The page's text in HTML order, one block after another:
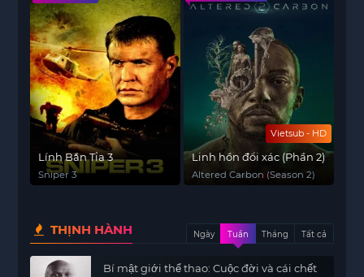
Lính Bắn Tỉa 3
Sniper 3
Vietsub - HD
Linh hồn đổi xác (Phần 2)
Altered Carbon (Season 2)
THỊNH HÀNH Ngày Tuần Tháng Tất cả
Bí mật giới thể thao: Cuộc đời và cái chết